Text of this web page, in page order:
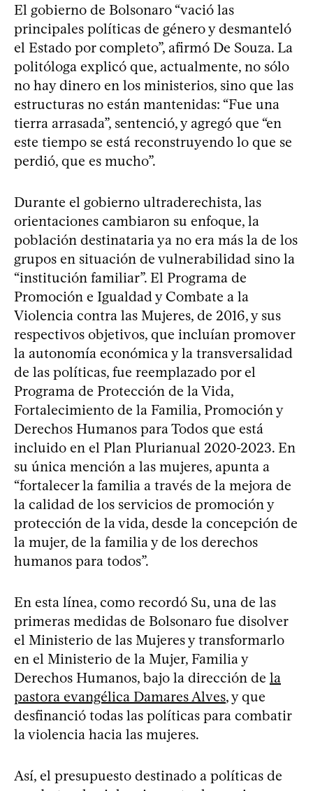
El gobierno de Bolsonaro “vació las
principales políticas de género y desmanteló
el Estado por completo”, afirmó De Souza. La
politóloga explicó que, actualmente, no sólo
no hay dinero en los ministerios, sino que las
estructuras no están mantenidas: “Fue una
tierra arrasada”, sentenció, y agregó que “en
este tiempo se está reconstruyendo lo que se
perdió, que es mucho”.
Durante el gobierno ultraderechista, las
orientaciones cambiaron su enfoque, la
población destinataria ya no era más la de los
grupos en situación de vulnerabilidad sino la
“institución familiar”. El Programa de
Promoción e Igualdad y Combate a la
Violencia contra las Mujeres, de 2016, y sus
respectivos objetivos, que incluían promover
la autonomía económica y la transversalidad
de las políticas, fue reemplazado por el
Programa de Protección de la Vida,
Fortalecimiento de la Familia, Promoción y
Derechos Humanos para Todos que está
incluido en el Plan Plurianual 2020-2023. En
su única mención a las mujeres, apunta a
“fortalecer la familia a través de la mejora de
la calidad de los servicios de promoción y
protección de la vida, desde la concepción de
la mujer, de la familia y de los derechos
humanos para todos”.
En esta línea, como recordó Su, una de las
primeras medidas de Bolsonaro fue disolver
el Ministerio de las Mujeres y transformarlo
en el Ministerio de la Mujer, Familia y
Derechos Humanos, bajo la dirección de la
pastora evangélica Damares Alves, y que
desfinanció todas las políticas para combatir
la violencia hacia las mujeres.
Así, el presupuesto destinado a políticas de